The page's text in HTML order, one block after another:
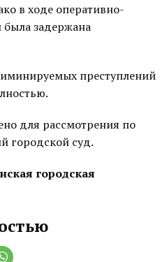
в ходе оперативно-
задержана
преступлений
для рассмотрения по
городской суд.
городская